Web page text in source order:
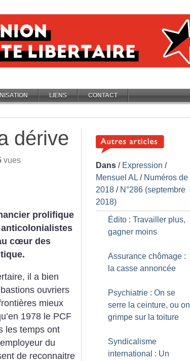
LIENS CONTACT
dérive
vues
prolifique
cœur des
il a bien
ouvriers
mieux
1978 le PCF
les temps ont
du
de reconnaitre
Dans / Expression /
Mensuel AL / Numéros de
2018 / N°286 (septembre
2018)
Édito : Travailler plus,
gagner moins
Assurance chômage :
la casse annoncée
Psychiatrie : On se
serre la ceinture, ou on
grimpe sur la toiture
Syndicalisme
international : Un